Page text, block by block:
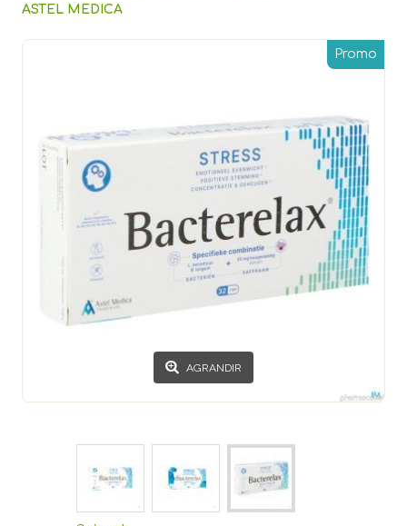
ASTEL MEDICA
Promo
AGRANDIR